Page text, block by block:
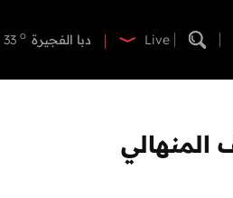
Live دبا الفجيرة 33 o